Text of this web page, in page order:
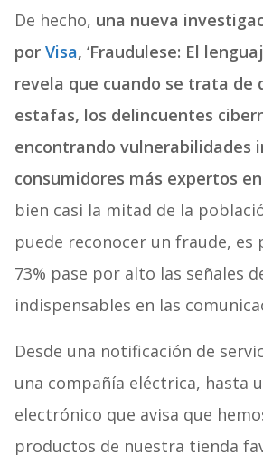
De hecho, una nueva
por Visa, ‘Fraudulese: El
revela que cuando se trata de
estafas, los delincuentes
encontrando vulnerabilidades
consumidores más expertos
bien casi la mitad de la
puede reconocer un fraude, es
73% pase por alto las señales
indispensables en las
Desde una notificación de
una compañía eléctrica, hasta
electrónico que avisa que
productos de nuestra tienda